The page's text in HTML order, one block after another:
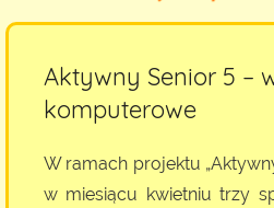
Aktywny Senior 5 –
komputerowe
W ramach projektu
w miesiącu kwietniu trzy